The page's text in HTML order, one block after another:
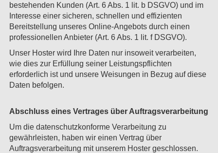
bestehenden Kunden (Art. 6 Abs. 1 lit. b DSGVO) und im
Interesse einer sicheren, schnellen und effizienten
Bereitstellung unseres Online-Angebots durch einen
professionellen Anbieter (Art. 6 Abs. 1 lit. f DSGVO).
Unser Hoster wird Ihre Daten nur insoweit verarbeiten,
wie dies zur Erfüllung seiner Leistungspflichten
erforderlich ist und unsere Weisungen in Bezug auf diese
Daten befolgen.
Abschluss eines Vertrages über Auftragsverarbeitung
Um die datenschutzkonforme Verarbeitung zu
gewährleisten, haben wir einen Vertrag über
Auftragsverarbeitung mit unserem Hoster geschlossen.